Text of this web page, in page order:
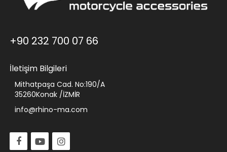
+90 232 700 07 66
İletişim Bilgileri
Mithatpaşa Cad. No:190/A
35260Konak /İZMİR
info@rhino-ma.com